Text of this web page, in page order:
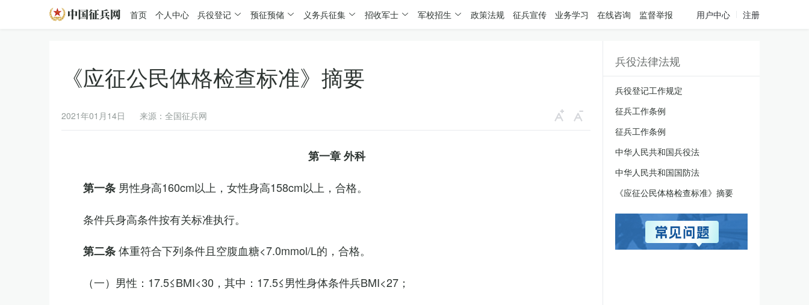
首页 个人中心 兵役登记 预征预储 义务兵征集 招收军士 军校招生 政策法规 征兵宣传 业务学习 在线咨询 监督举报 用户中心 注册
《应征公民体格检查标准》摘要
2021年01月14日 来源：全国征兵网
第一章 外科
第一条 男性身高160cm以上，女性身高158cm以上，合格。
条件兵身高条件按有关标准执行。
第二条体重符合下列条件且空腹血糖<7.0mmol/L的，合格。
（一）男性：17.5≤BMI<30，其中：17.5≤男性身体条件兵BMI<27；
兵役法律法规
兵役登记工作规定
征兵工作条例
征兵工作条例
中华人民共和国兵役法
中华人民共和国国防法
《应征公民体格检查标准》摘要